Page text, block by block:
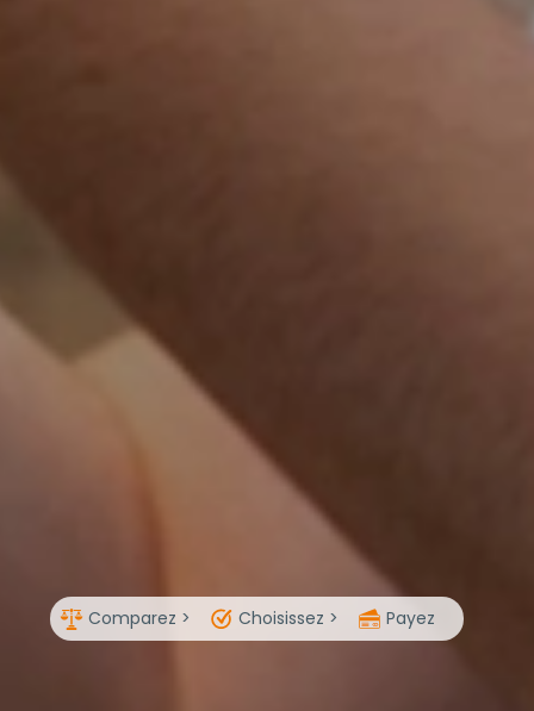
Comparez > Choisissez > Payez